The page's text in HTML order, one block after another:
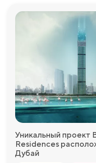
Уникальный проект
Residences
Дубай